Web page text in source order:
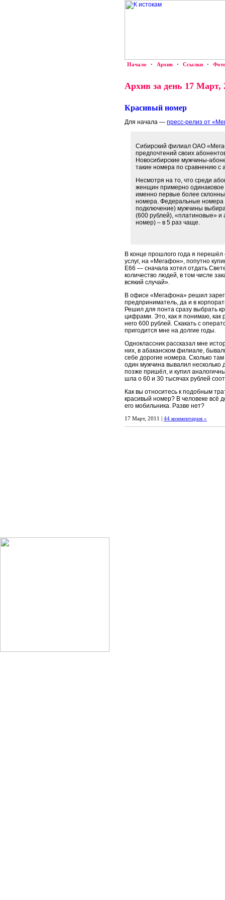
Начало · Архив · Ссылки ·
Архив за день 17 Март,
Красивый номер
Для начала — пресс-релиз от
Сибирский филиал ОАО
предпочтений своих
Новосибирские мужчины-
такие номера по сравнению
Несмотря на то, что среди
женщин примерно одинаковое
именно первые более склонны
номера. Федеральные номера
подключение) мужчины
(600 рублей), «платиновые» и
номер) – в 5 раз чаще.
В конце прошлого года я перешёл
услуг, на «Мегафон», попутно
E66 — сначала хотел отдать
количество людей, в том числе
всякий случай».
В офисе «Мегафона» решил
предприниматель, да и в
Решил для понта сразу выбрать
цифрами. Это, как я понимаю, как
него 600 рублей. Скакать с
пригодится мне на долгие годы.
Одноклассник рассказал мне
них, в абаканском филиале,
себе дорогие номера. Сколько
один мужчина вывалил несколько
позже пришёл, и купил
шла о 60 и 30 тысячах рублей
Как вы относитесь к подобным
красивый номер? В человеке всё
его мобильника. Разве нет?
17 Март, 2011 | 44 комментария »